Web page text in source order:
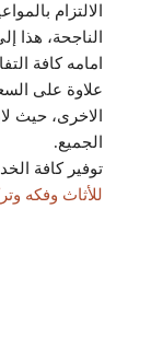
الالتزام
الناجحة، هذا
امامه كافة
علاوة على
الاخرى، حيث
الجميع.
توفير كافة
للأثاث وفكه